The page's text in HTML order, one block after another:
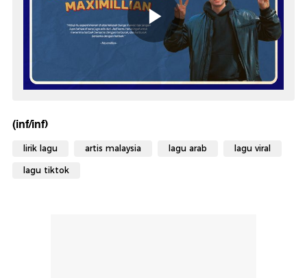
(inf/inf)
lirik lagu artis malaysia lagu arab lagu viral
lagu tiktok